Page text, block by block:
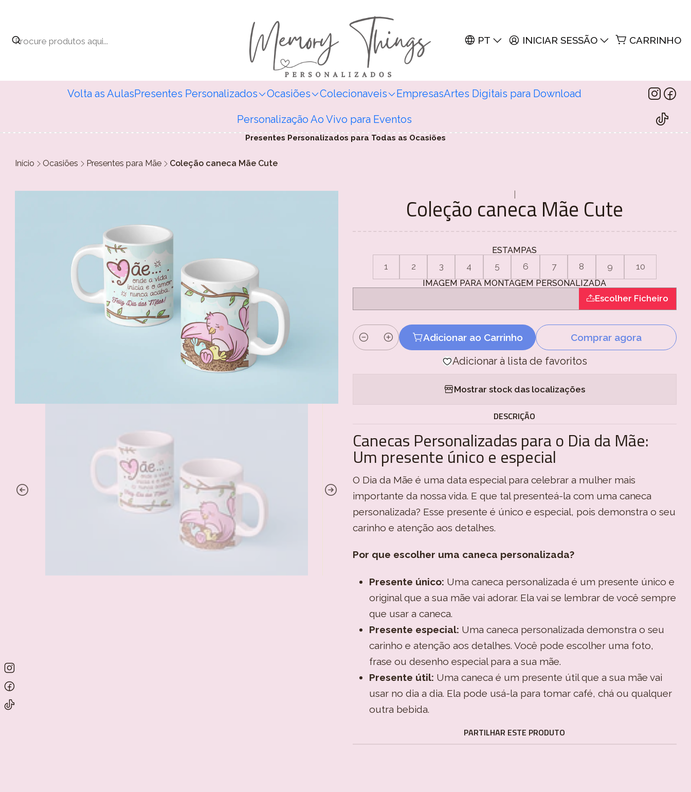
PT INICIAR SESSÃO CARRINHO
Volta as AulasPresentes Personalizados Ocasiões Colecionaveis EmpresasArtes Digitais para Download
Personalização Ao Vivo para Eventos
Presentes Personalizados para Todas as Ocasiões
Início Ocasiões Presentes para Mãe Coleção caneca Mãe Cute
Coleção caneca Mãe Cute
ESTAMPAS
1 2 3 4 5 6 7 8 9 10
IMAGEM PARA MONTAGEM PERSONALIZADA
Escolher Ficheiro
Quantidade
Adicionar ao Carrinho Comprar agora
Adicionar à lista de favoritos
Mostrar stock das localizações
DESCRIÇÃO
Canecas Personalizadas para o Dia da Mãe:
Um presente único e especial
O Dia da Mãe é uma data especial para celebrar a mulher mais
importante da nossa vida. E que tal presenteá-la com uma caneca
personalizada? Esse presente é único e especial, pois demonstra o seu
carinho e atenção aos detalhes.
Por que escolher uma caneca personalizada?
Presente único: Uma caneca personalizada é um presente único e
original que a sua mãe vai adorar. Ela vai se lembrar de você sempre
que usar a caneca.
Presente especial: Uma caneca personalizada demonstra o seu
carinho e atenção aos detalhes. Você pode escolher uma foto,
frase ou desenho especial para a sua mãe.
Presente útil: Uma caneca é um presente útil que a sua mãe vai
usar no dia a dia. Ela pode usá-la para tomar café, chá ou qualquer
outra bebida.
PARTILHAR ESTE PRODUTO